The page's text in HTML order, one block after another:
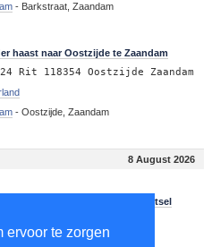
ervoor te zorgen
- Barkstraat, Zaandam
haast naar Oostzijde te Zaandam
Rit 118354 Oostzijde Zaandam
- Oostzijde, Zaandam
8 August 2026
te Zaandam voor ongeval met letsel